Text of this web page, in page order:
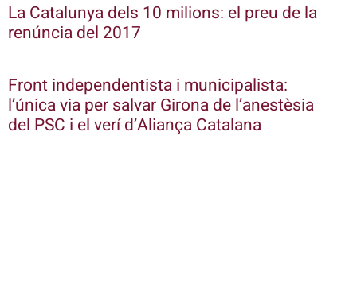
La Catalunya dels 10 milions: el preu de la
renúncia del 2017
Front independentista i municipalista:
l’única via per salvar Girona de l’anestèsia
del PSC i el verí d’Aliança Catalana